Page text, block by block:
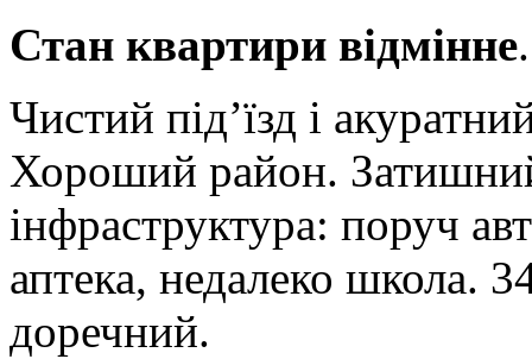
Стан квартири відмінне.
Чистий під’їзд і
Хороший район.
інфраструктура: поруч
аптека, недалеко школа.
доречний.